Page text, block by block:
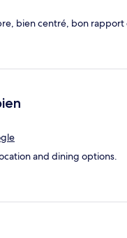
bien centré, bon rapport
and dining options.